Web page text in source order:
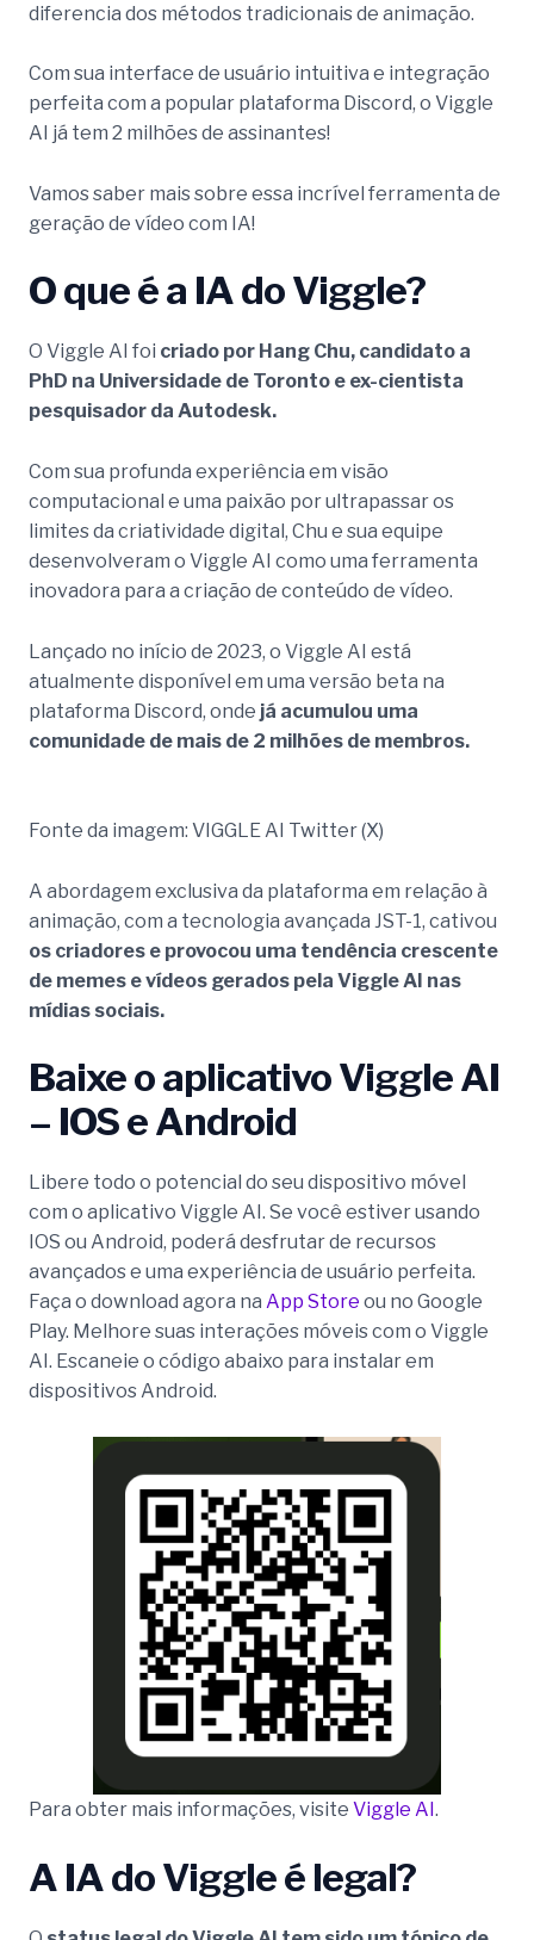
diferencia dos métodos tradicionais de animação.
Com sua interface de usuário intuitiva e integração
perfeita com a popular plataforma Discord, o Viggle
AI já tem 2 milhões de assinantes!
Vamos saber mais sobre essa incrível ferramenta de
geração de vídeo com IA!
O que é a IA do Viggle?
O Viggle AI foi criado por Hang Chu, candidato a
PhD na Universidade de Toronto e ex-cientista
pesquisador da Autodesk.
Com sua profunda experiência em visão
computacional e uma paixão por ultrapassar os
limites da criatividade digital, Chu e sua equipe
desenvolveram o Viggle AI como uma ferramenta
inovadora para a criação de conteúdo de vídeo.
Lançado no início de 2023, o Viggle AI está
atualmente disponível em uma versão beta na
plataforma Discord, onde já acumulou uma
comunidade de mais de 2 milhões de membros.
Fonte da imagem: VIGGLE AI Twitter (X)
A abordagem exclusiva da plataforma em relação à
animação, com a tecnologia avançada JST-1, cativou
os criadores e provocou uma tendência crescente
de memes e vídeos gerados pela Viggle AI nas
mídias sociais.
Baixe o aplicativo Viggle AI
– IOS e Android
Libere todo o potencial do seu dispositivo móvel
com o aplicativo Viggle AI. Se você estiver usando
IOS ou Android, poderá desfrutar de recursos
avançados e uma experiência de usuário perfeita.
Faça o download agora na App Store ou no Google
Play. Melhore suas interações móveis com o Viggle
AI. Escaneie o código abaixo para instalar em
dispositivos Android.
Para obter mais informações, visite Viggle AI.
A IA do Viggle é legal?